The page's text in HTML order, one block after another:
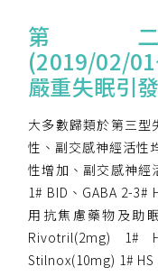
第
(2019/02/
嚴重失眠引
大多數歸類於第三型
性、副交感神經活性
性增加、副交感神經
1# BID、GABA 2-3#
用抗焦慮藥物及助
Rivotril(2mg) 1#
Stilnox(10mg) 1# HS